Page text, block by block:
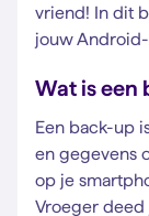
vriend! In dit
jouw
Wat is een
Een back-up
en gegevens
op je
Vroeger deed